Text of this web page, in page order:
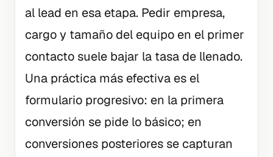
al lead en esa etapa. Pedir empresa,
cargo y tamaño del equipo en el primer
contacto suele bajar la tasa de llenado.
Una práctica más efectiva es el
formulario progresivo: en la primera
conversión se pide lo básico; en
conversiones posteriores se capturan